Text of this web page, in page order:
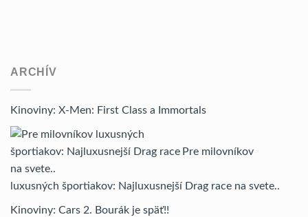
ARCHÍV
Kinoviny: X-Men: First Class a Immortals
Pre milovníkov
luxusných športiakov: Najluxusnejší Drag race na svete..
Kinoviny: Cars 2. Bourák je späť!!